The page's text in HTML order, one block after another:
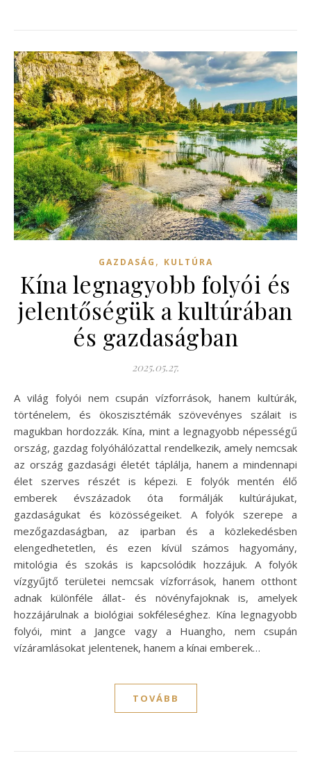
GAZDASÁG , KULTÚRA
Kína legnagyobb folyói és
jelentőségük a kultúrában
és gazdaságban
2025.05.27.
A világ folyói nem csupán vízforrások, hanem kultúrák,
történelem, és ökoszisztémák szövevényes szálait is
magukban hordozzák. Kína, mint a legnagyobb népességű
ország, gazdag folyóhálózattal rendelkezik, amely nemcsak
az ország gazdasági életét táplálja, hanem a mindennapi
élet szerves részét is képezi. E folyók mentén élő
emberek évszázadok óta formálják kultúrájukat,
gazdaságukat és közösségeiket. A folyók szerepe a
mezőgazdaságban, az iparban és a közlekedésben
elengedhetetlen, és ezen kívül számos hagyomány,
mitológia és szokás is kapcsolódik hozzájuk. A folyók
vízgyűjtő területei nemcsak vízforrások, hanem otthont
adnak különféle állat- és növényfajoknak is, amelyek
hozzájárulnak a biológiai sokféleséghez. Kína legnagyobb
folyói, mint a Jangce vagy a Huangho, nem csupán
vízáramlásokat jelentenek, hanem a kínai emberek…
TOVÁBB